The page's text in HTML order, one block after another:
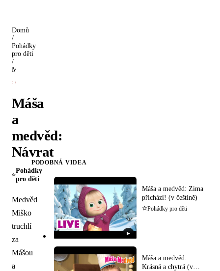
Domů
/
Pohádky
pro děti
/
Máša
a
medvěd:
Návrat
Pohádky
pro děti
Medvěd
Miško
truchlí
za
Mášou
a
PODOBNÁ VIDEA
▶
Máša a medvěd: Zima
přichází! (v češtině)
Pohádky pro děti
Máša a medvěd:
Krásná a chytrá (v